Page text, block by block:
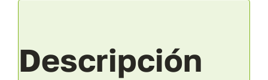
Descripción